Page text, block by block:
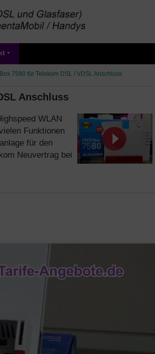
7580 für Telekom DSL / VDSL Anschluss
Anschluss
WLAN
Funktionen
für den
Neuvertrag bei